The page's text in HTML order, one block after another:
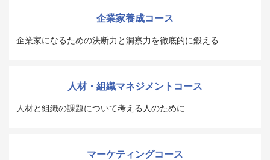
企業家養成コース
企業家になるための決断力と洞察力を徹底的に鍛える
人材・組織マネジメントコース
人材と組織の課題について考える人のために
マーケティングコース